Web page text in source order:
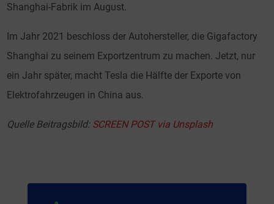
Shanghai-Fabrik im August.
Im Jahr 2021 beschloss der Autohersteller, die Gigafactory
Shanghai zu seinem Exportzentrum zu machen. Jetzt, nur
ein Jahr später, macht Tesla die Hälfte der Exporte von
Elektrofahrzeugen in China aus.
Quelle Beitragsbild: SCREEN POST via Unsplash